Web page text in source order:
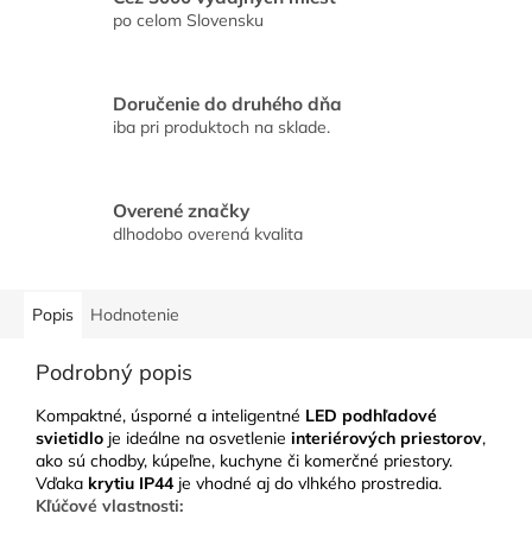
po celom Slovensku
Doručenie do druhého dňa
iba pri produktoch na sklade.
Overené značky
dlhodobo overená kvalita
Popis Hodnotenie
Podrobný popis
Kompaktné, úsporné a inteligentné LED podhľadové
svietidlo je ideálne na osvetlenie interiérových priestorov,
ako sú chodby, kúpeľne, kuchyne či komerčné priestory.
Vďaka krytiu IP44je vhodné aj do vlhkého prostredia.
Kľúčové vlastnosti: